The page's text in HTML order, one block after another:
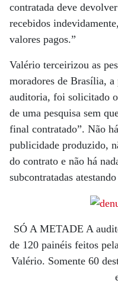
contratada deve
recebidos
valores pagos.”
Valério terceirizou as
moradores de Brasília, a
auditoria, foi solicitado o
de uma pesquisa sem
final contratado”. Não
publicidade produzido,
do contrato e não há
subcontratadas
SÓ A METADE A
de 120 painéis feitos
Valério. Somente 60